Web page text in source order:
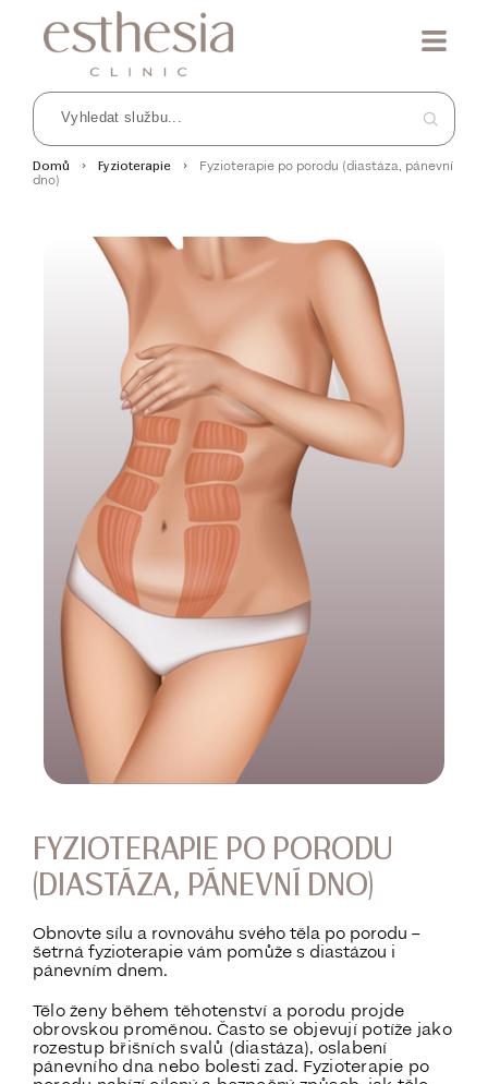
Domů Fyzioterapie Fyzioterapie po porodu (diastáza, pánevní
dno)
FYZIOTERAPIE PO PORODU
(DIASTÁZA, PÁNEVNÍ DNO)
Obnovte sílu a rovnováhu svého těla po porodu –
šetrná fyzioterapie vám pomůže s diastázou i
pánevním dnem.
Tělo ženy během těhotenství a porodu projde
obrovskou proměnou. Často se objevují potíže jako
rozestup břišních svalů (diastáza), oslabení
pánevního dna nebo bolesti zad. Fyzioterapie po